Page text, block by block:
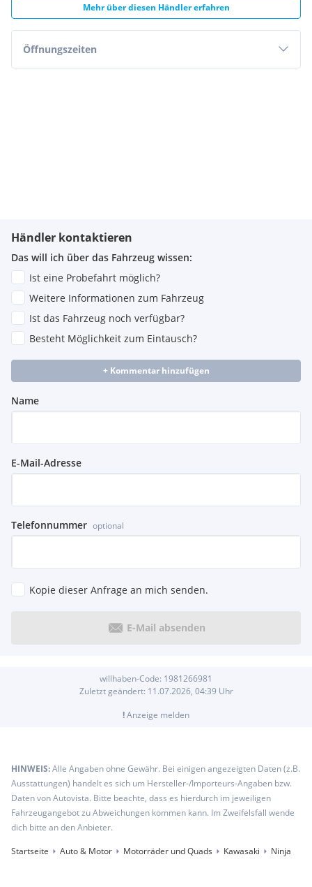
Mehr über diesen Händler erfahren
Öffnungszeiten
Händler kontaktieren
Das will ich über das Fahrzeug wissen:
Ist eine Probefahrt möglich?
Weitere Informationen zum Fahrzeug
Ist das Fahrzeug noch verfügbar?
Besteht Möglichkeit zum Eintausch?
+ Kommentar hinzufügen
Name
E-Mail-Adresse
Telefonnummer optional
Kopie dieser Anfrage an mich senden.
E-Mail absenden
willhaben-Code: 1981266981
Zuletzt geändert: 11.07.2026, 04:39 Uhr
!Anzeige melden
HINWEIS:Alle Angaben ohne Gewähr. Bei einigen angezeigten Daten (z.B.
Ausstattungen) handelt es sich um Hersteller-/Importeurs-Angaben bzw.
Daten von Autovista. Bitte beachte, dass es hierdurch im jeweiligen
Fahrzeugangebot zu Abweichungen kommen kann. Im Zweifelsfall wende
dich bitte an den Anbieter.
Startseite
Auto & Motor Motorräder und Quads Kawasaki Ninja